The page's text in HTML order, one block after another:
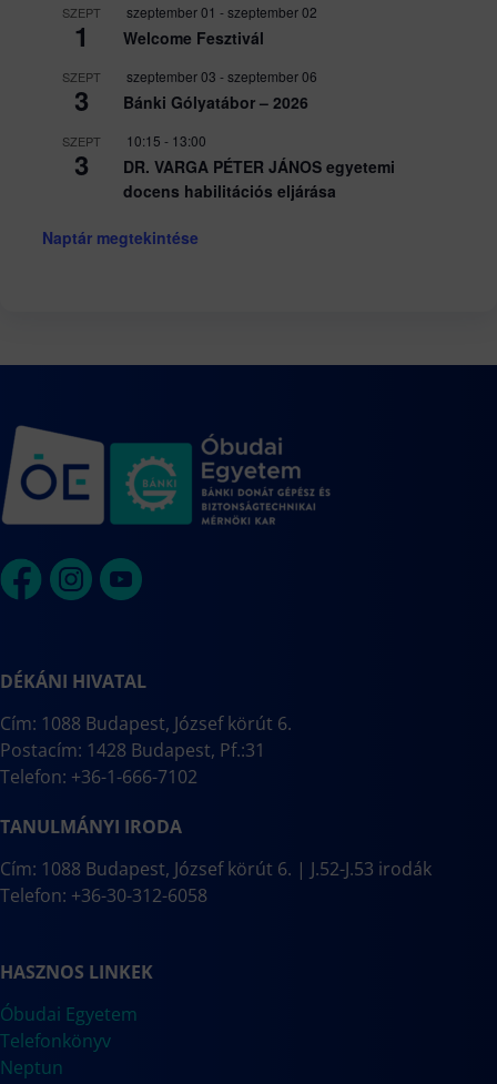
SZEPT
1
szeptember 01 -szeptember 02
Welcome Fesztivál
SZEPT
3
szeptember 03 -szeptember 06
Bánki Gólyatábor – 2026
SZEPT
3
10:15 - 13:00
DR. VARGA PÉTER JÁNOS egyetemi
docens habilitációs eljárása
Naptár megtekintése
DÉKÁNI HIVATAL
Cím: 1088 Budapest, József körút 6.
Postacím: 1428 Budapest, Pf.:31
Telefon: +36-1-666-7102
TANULMÁNYI IRODA
Cím: 1088 Budapest, József körút 6. | J.52-J.53 irodák
Telefon: +36-30-312-6058
HASZNOS LINKEK
Óbudai Egyetem
Telefonkönyv
Neptun